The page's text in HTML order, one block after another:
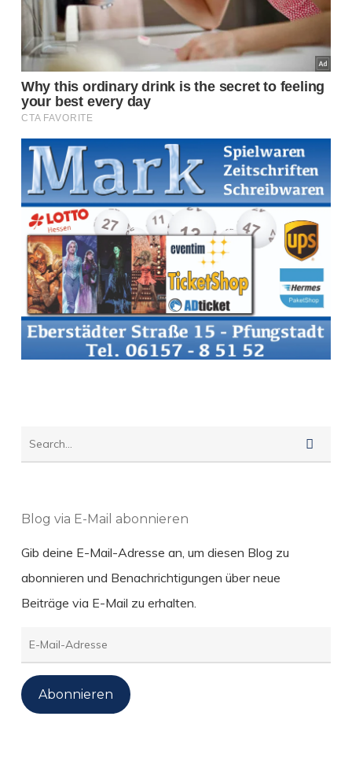
Blog via E-Mail abonnieren
Gib deine E-Mail-Adresse an, um diesen Blog zu
abonnieren und Benachrichtigungen über neue
Beiträge via E-Mail zu erhalten.
E-
Mail-
Adresse
Abonnieren